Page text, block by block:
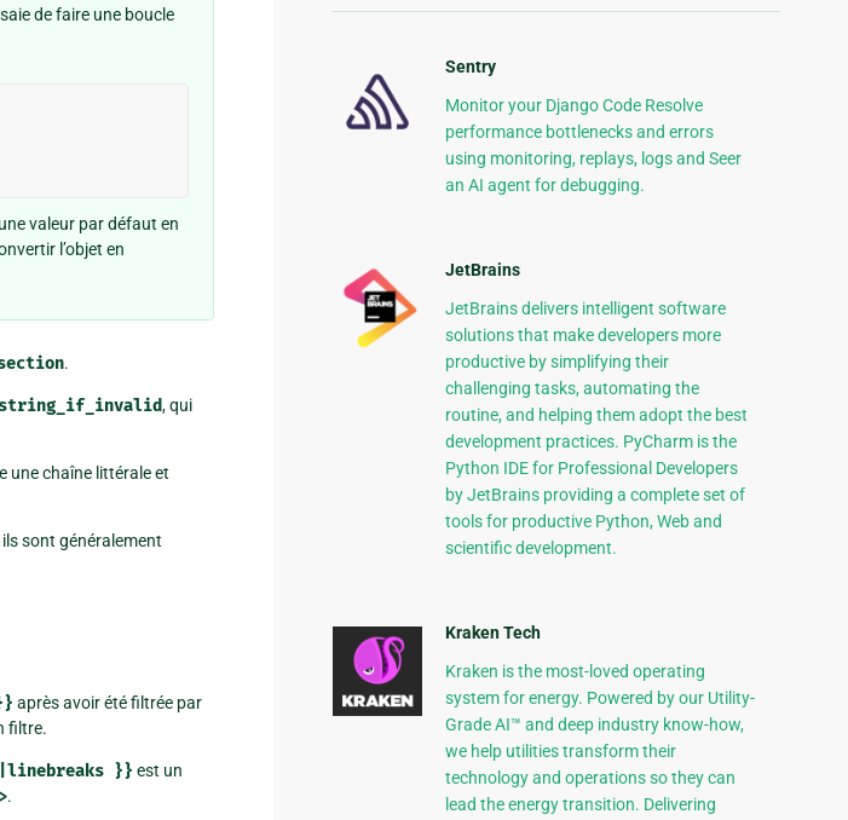
de faire une boucle
valeur par défaut en
l’objet en
.
string_if_invalid, qui
une chaîne littérale et
sont généralement
après avoir été filtrée par
filtre.
}} est un
.
Sentry
Monitor your Django Code Resolve
performance bottlenecks and errors
using monitoring, replays, logs and Seer
an AI agent for debugging.
JetBrains
JetBrains delivers intelligent software
solutions that make developers more
productive by simplifying their
challenging tasks, automating the
routine, and helping them adopt the best
development practices. PyCharm is the
Python IDE for Professional Developers
by JetBrains providing a complete set of
tools for productive Python, Web and
scientific development.
Kraken Tech
Kraken is the most-loved operating
system for energy. Powered by our Utility-
Grade AI™ and deep industry know-how,
we help utilities transform their
technology and operations so they can
lead the energy transition. Delivering